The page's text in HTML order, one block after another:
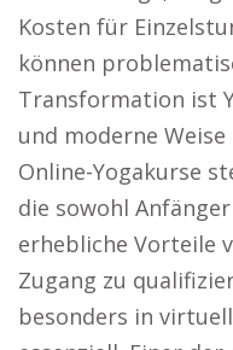
Kosten für
können
Transformation ist
und moderne
Online-Yogakurse
die sowohl
erhebliche Vorteile
Zugang zu
besonders in